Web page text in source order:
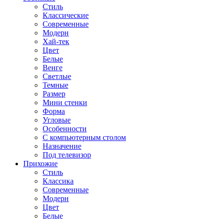
Стиль
Классические
Современные
Модерн
Хай-тек
Цвет
Белые
Венге
Светлые
Темные
Размер
Мини стенки
Форма
Угловые
Особенности
С компьютерным столом
Назначение
Под телевизор
Прихожие
Стиль
Классика
Современные
Модерн
Цвет
Белые